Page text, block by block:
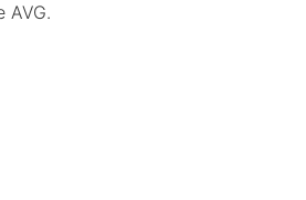
AVG.